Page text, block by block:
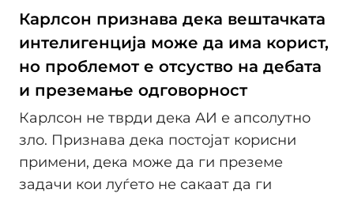
Карлсон признава дека вештачката
интелигенција може да има корист,
но проблемот е отсуство на дебата
и преземање одговорност
Карлсон не тврди дека АИ е апсолутно
зло. Признава дека постојат корисни
примени, дека може да ги преземе
задачи кои луѓето не сакаат да ги